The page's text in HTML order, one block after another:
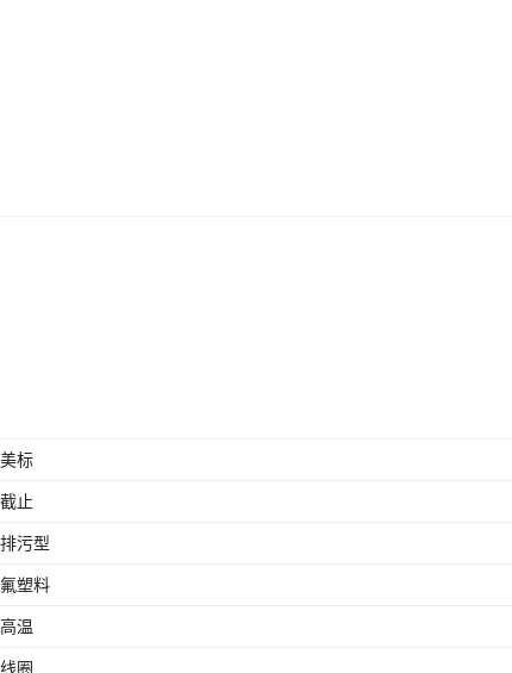
美标
截止
排污型
氟塑料
高温
线圈